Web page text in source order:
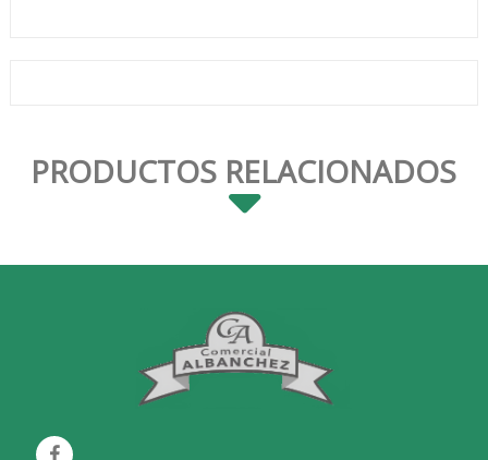
PRODUCTOS RELACIONADOS